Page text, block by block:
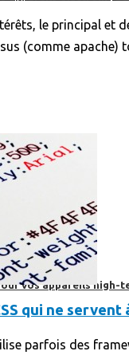
vos appareils high-
le principal et
(comme
qui ne servent
parfois des